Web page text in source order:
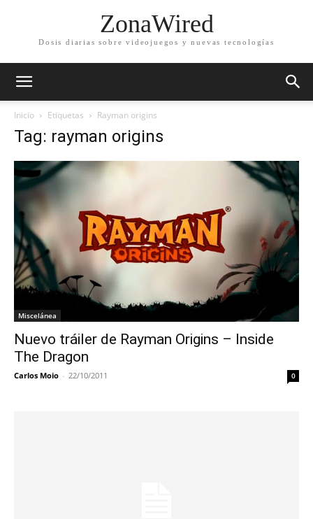
ZonaWired
Dosis diarias sobre videojuegos y nuevas tecnologías
Inicio Etiquetas Rayman origins
Tag: rayman origins
Miscelánea
Nuevo tráiler de Rayman Origins – Inside
The Dragon
Carlos Moio - 22/10/2011 0